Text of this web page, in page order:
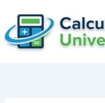
content